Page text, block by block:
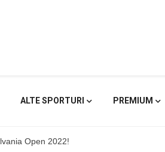
ALTE SPORTURI PREMIUM
Open 2022!